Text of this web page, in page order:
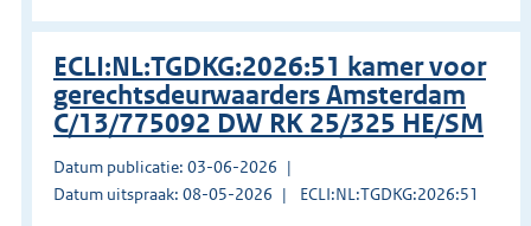
ECLI:NL:TGDKG:2026:51 kamer voor
gerechtsdeurwaarders Amsterdam
C/13/775092 DW RK 25/325 HE/SM
Datum publicatie: 03-06-2026
Datum uitspraak: 08-05-2026
ECLI:NL:TGDKG:2026:51